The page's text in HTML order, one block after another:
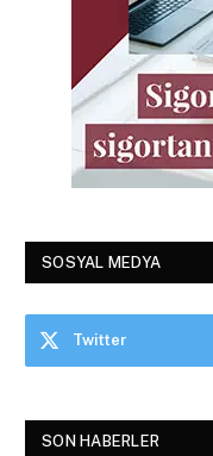
SOSYAL MEDYA
Twitter
SON HABERLER